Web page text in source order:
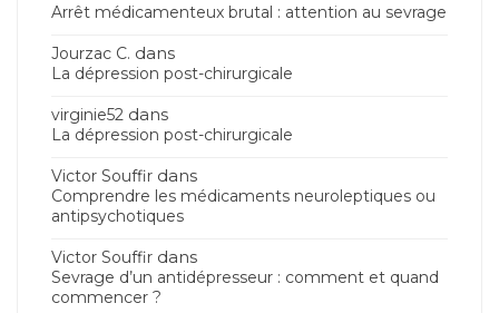
Arrêt médicamenteux brutal : attention au sevrage
Jourzac C. dans
La dépression post-chirurgicale
virginie52 dans
La dépression post-chirurgicale
Victor Souffir dans
Comprendre les médicaments neuroleptiques ou
antipsychotiques
Victor Souffir dans
Sevrage d’un antidépresseur : comment et quand
commencer ?